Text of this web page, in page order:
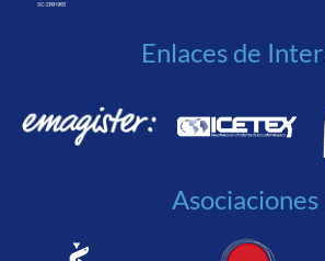
Enlaces de
Asociaciones